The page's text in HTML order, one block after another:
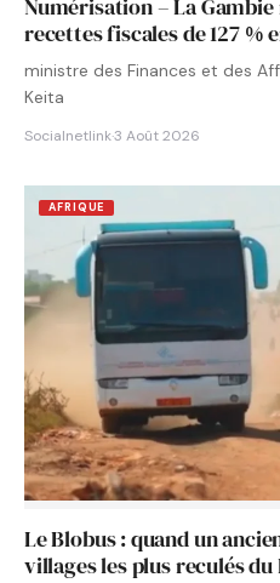
Numérisation – La
recettes fiscales de 127 %
ministre des Finances et des
Keita
Socialnetlink·3 Août 2026
AFRIQUE
Le Blobus : quand un
villages les plus reculés du